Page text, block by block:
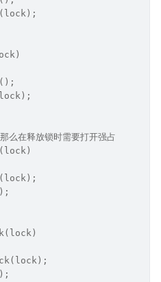
么在释放锁时需要打开强占